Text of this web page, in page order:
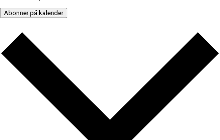
Abonner på kalender